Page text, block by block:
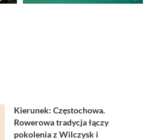
Kierunek: Częstochowa.
Rowerowa tradycja łączy
pokolenia z Wilczysk i